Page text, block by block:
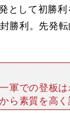
として初勝利
勝利。先発
軍での登板
ら素質を高く